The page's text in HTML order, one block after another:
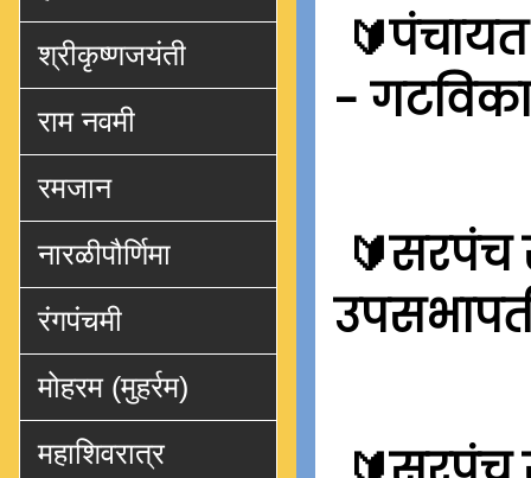
🔰पंचायत
-
🔰सरपंच
श्रीकृष्णजयंती
राम नवमी
रमजान
नारळीपौर्णिमा
रंगपंचमी
मोहरम (मुहर्रम)
महाशिवरात्र